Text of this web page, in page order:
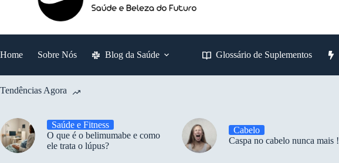
Home Sobre Nós Blog da Saúde Glossário de Suplementos
Tendências Agora
Saúde e Fitness
O que é o belimumabe e como
ele trata o lúpus?
Cabelo
Caspa no cabelo nunca mais !